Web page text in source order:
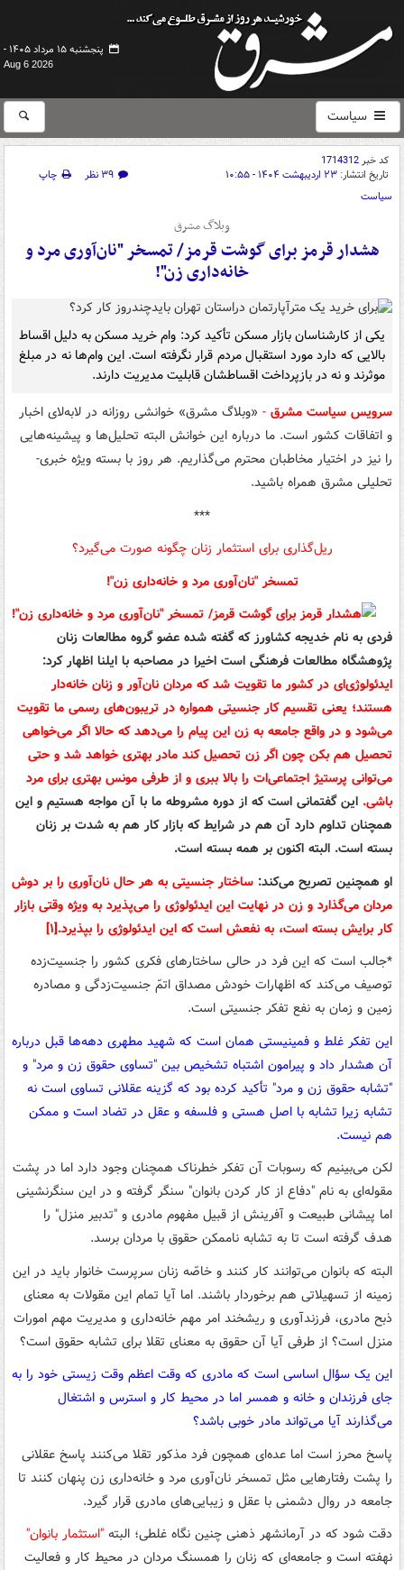
پنجشنبه ۱۵ مرداد ۱۴۰۵ -
Aug 6 2026
سیاست
کد خبر1714312
تاریخ انتشار: ۲۳ اردیبهشت ۱۴۰۴ - ۱۰:۵۵ ۳۹ نظر
چاپ
سیاست
وبلاگ مشرق
هشدار قرمز برای گوشت قرمز/ تمسخر "نان‌آوری مرد و
خانه‌داری زن"!
یکی از کارشناسان بازار مسکن تأکید کرد: وام خرید مسکن به دلیل اقساط
بالایی که دارد مورد استقبال مردم قرار نگرفته است. این وام‌ها نه در مبلغ
موثرند و نه در بازپرداخت اقساطشان قابلیت مدیریت دارند.
سرویس سیاست مشرق - «وبلاگ مشرق» خوانشی روزانه در لابه‌لای اخبار
و اتفاقات کشور است. ما درباره این خوانش البته تحلیل‌ها و پیشینه‌هایی
را نیز در اختیار مخاطبان محترم می‌گذاریم. هر روز با بسته ویژه خبری-
تحلیلی مشرق همراه باشید.
***
ریل‌گذاری برای استثمار زنان چگونه صورت می‌گیرد؟
تمسخر "نان‌آوری مرد و خانه‌داری زن"!
فردی به نام خدیجه کشاورز که گفته شده عضو گروه مطالعات زنان
پژوهشگاه مطالعات فرهنگی است اخیرا در مصاحبه با ایلنا اظهار کرد:
ایدئولوژی‌ای در کشور ما تقویت شد که مردان نان‌آور و زنان خانه‌دار
هستند؛ یعنی تقسیم کار جنسیتی همواره در تریبون‌های رسمی ما تقویت
می‌شود و در واقع جامعه به زن این پیام را می‌دهد که حالا اگر می‌خواهی
تحصیل هم بکن چون اگر زن تحصیل کند مادر بهتری خواهد شد و حتی
می‌توانی پرستیژ اجتماعی‌ات را بالا ببری و از طرفی مونس بهتری برای مرد
باشی. این گفتمانی است که از دوره مشروطه ما با آن مواجه هستیم و این
همچنان تداوم دارد آن هم در شرایط که بازار کار هم به شدت بر زنان
بسته است. البته اکنون بر همه بسته است.
او همچنین تصریح می‌کند: ساختار جنسیتی به هر حال نان‌آوری را بر دوش
مردان می‌گذارد و زن در نهایت این ایدئولوژی را می‌پذیرد به ویژه وقتی بازار
کار برایش بسته است، به نفعش است که این ایدئولوژی را بپذیرد.[۱]
*جالب است که این فرد در حالی ساختارهای فکری کشور را جنسیت‌زده
توصیف می‌کند که اظهارات خودش مصداق اتمّ جنسیت‌زدگی و مصادره
زمین و زمان به نفع تفکر جنسیتی است.
این تفکر غلط و فمینیستی همان است که شهید مطهری دهه‌ها قبل درباره
آن هشدار داد و پیرامون اشتباه تشخیص بین "تساوی حقوق زن و مرد" و
"تشابه حقوق زن و مرد" تأکید کرده بود که گزینه عقلانی تساوی است نه
تشابه زیرا تشابه با اصل هستی و فلسفه و عقل در تضاد است و ممکن
هم نیست.
لکن می‌بینیم که رسوبات آن تفکر خطرناک همچنان وجود دارد اما در پشت
مقوله‌ای به نام "دفاع از کار کردن بانوان" سنگر گرفته و در این سنگرنشینی
اما پیشانی طبیعت و آفرینش از قبیل مفهوم مادری و "تدبیر منزل" را
هدف گرفته است تا به تشابه ناممکن حقوق با مردان برسد.
البته که بانوان می‌توانند کار کنند و خاصّه زنان سرپرست خانوار باید در این
زمینه از تسهیلاتی هم برخوردار باشند. اما آیا تمام این مقولات به معنای
ذبح مادری، فرزندآوری و ریشخند امر مهم خانه‌داری و مدیریت مهم امورات
منزل است؟ از طرفی آیا آن حقوق به معنای تقلا برای تشابه حقوق است؟
این یک سؤال اساسی است که مادری که وقت اعظم وقت زیستی خود را به
جای فرزندان و خانه و همسر اما در محیط کار و استرس و اشتغال
می‌گذارند آیا می‌تواند مادر خوبی باشد؟
پاسخ محرز است اما عده‌ای همچون فرد مذکور تقلا می‌کنند پاسخ عقلانی
را پشت رفتارهایی مثل تمسخر نان‌آوری مرد و خانه‌داری زن پنهان کنند تا
جامعه در روال دشمنی با عقل و زیبایی‌های مادری قرار گیرد.
دقت شود که در آرمانشهر ذهنی چنین نگاه غلطی؛ البته "استثمار بانوان"
نهفته است و جامعه‌ای که زنان را همسنگ مردان در محیط کار و فعالیت